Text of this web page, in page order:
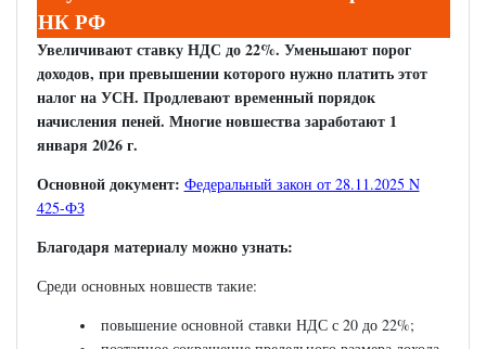
НК РФ
Увеличивают ставку НДС до 22%. Уменьшают порог
доходов, при превышении которого нужно платить этот
налог на УСН. Продлевают временный порядок
начисления пеней. Многие новшества заработают 1
января 2026 г.
Основной документ: Федеральный закон от 28.11.2025 N
425-ФЗ
Благодаря материалу можно узнать:
Среди основных новшеств такие:
повышение основной ставки НДС с 20 до 22%;